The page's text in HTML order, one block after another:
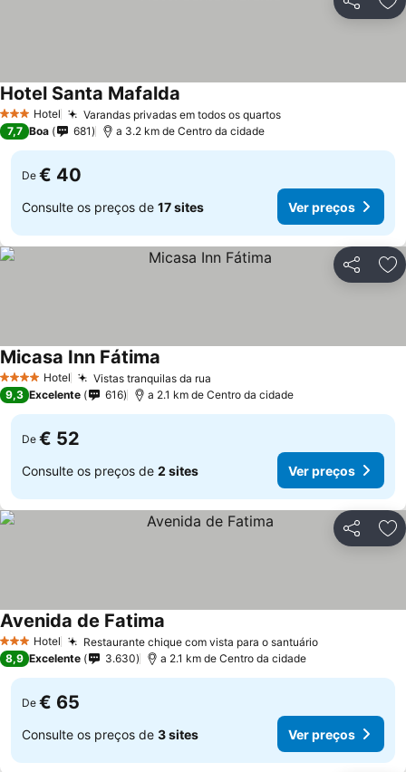
Partilhar
3 EstrelasHotel Varandas privadas em todos os quartosVer preços
Hotel Santa Mafalda
7,7 Boa 681 a 3.2 km de Centro da cidade
De € 40
Consulte os preços de 17 sites Ver preços
Partilhar
4 EstrelasHotel Vistas tranquilas da rua
Micasa Inn Fátima
9,3 Excelente 616 a 2.1 km de Centro da cidade
De € 52
Consulte os preços de 2 sites Ver preços
Partilhar
3 EstrelasHotel Restaurante chique com vista para o santuárioVer preços
Avenida de Fatima
8,9 Excelente 3.630 a 2.1 km de Centro da cidade
De € 65
Consulte os preços de 3 sites Ver preços